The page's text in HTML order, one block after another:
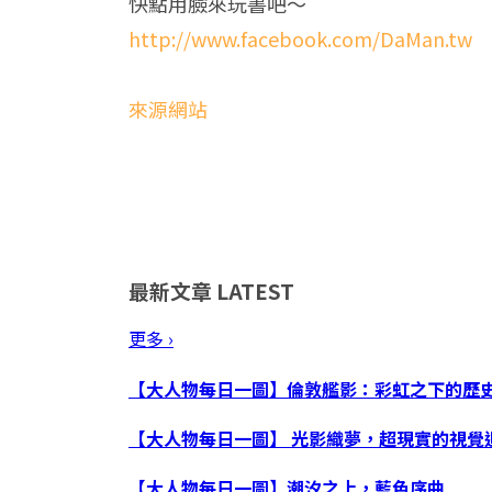
http://www.facebook.com/DaMan.tw
來源網站
最新文章 LATEST
更多 ›
【大人物每日一圖】倫敦艦影：彩虹之下的歷
【大人物每日一圖】 光影織夢，超現實的視覺